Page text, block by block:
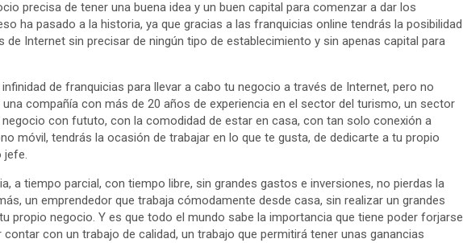
precisa de tener una buena idea y un buen capital para comenzar a dar los
ha pasado a la historia, ya que gracias a las franquicias online tendrás la posibilidad
de Internet sin precisar de ningún tipo de establecimiento y sin apenas capital para
de franquicias para llevar a cabo tu negocio a través de Internet, pero no
compañía con más de 20 años de experiencia en el sector del turismo, un sector
negocio con fututo, con la comodidad de estar en casa, con tan solo conexión a
móvil, tendrás la ocasión de trabajar en lo que te gusta, de dedicarte a tu propio
jefe.
a tiempo parcial, con tiempo libre, sin grandes gastos e inversiones, no pierdas la
un emprendedor que trabaja cómodamente desde casa, sin realizar un grandes
propio negocio. Y es que todo el mundo sabe la importancia que tiene poder forjarse
con un trabajo de calidad, un trabajo que permitirá tener unas ganancias